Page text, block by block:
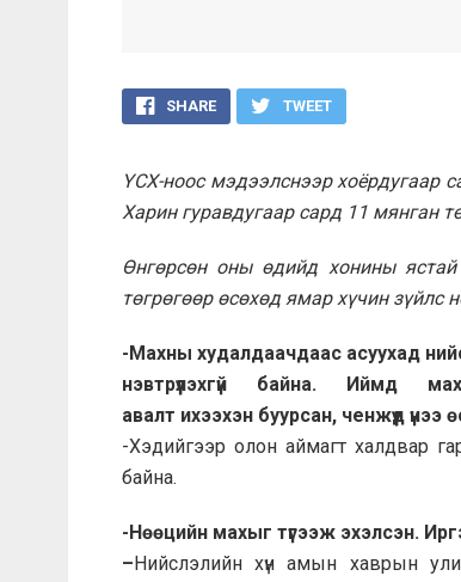
SHARE TWEET
ҮСХ-ноос мэдээлснээр хоёрдугаар
Харин гуравдугаар сард 11 мянган
Өнгөрсөн оны өдийд хонины
төгрөгөөр өсөхөд ямар хүчин зүйлс
-Махны худалдаачдаас асуухад
нэвтрүүлэхгүй байна. Иймд
авалт ихээхэн буурсан, ченжүүд
-Хэдийгээр олон аймагт халдвар
байна.
-Нөөцийн махыг түгээж эхэлсэн.
– Нийслэлийн хүн амын хаврын